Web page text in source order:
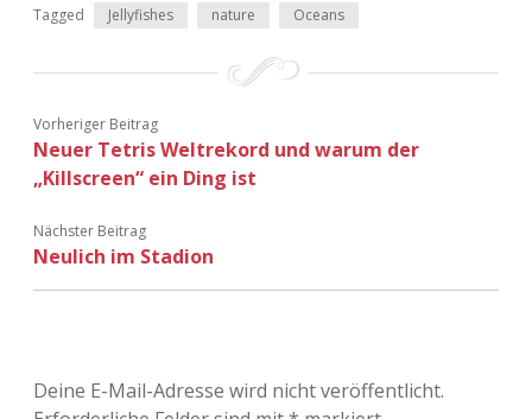
Tagged Jellyfishes nature Oceans
Vorheriger Beitrag
Neuer Tetris Weltrekord und warum der
„Killscreen“ ein Ding ist
Nächster Beitrag
Neulich im Stadion
Deine E-Mail-Adresse wird nicht veröffentlicht.